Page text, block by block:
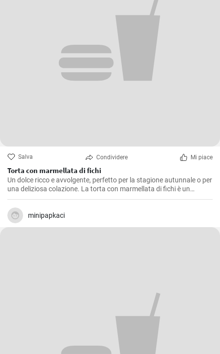
Salva Condividere Mi piace
Torta con marmellata di fichi
Un dolce ricco e avvolgente, perfetto per la stagione autunnale o per
una deliziosa colazione. La torta con marmellata di fichi è un
dessert saporito e profumato, ideale anche come fine pasto.
minipapkaci